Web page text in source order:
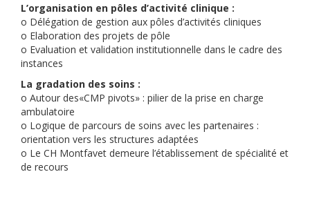
L’organisation en pôles d’activité clinique :
o Délégation de gestion aux pôles d’activités cliniques
o Elaboration des projets de pôle
o Evaluation et validation institutionnelle dans le cadre des
instances
La gradation des soins :
o Autour des«CMP pivots» : pilier de la prise en charge
ambulatoire
o Logique de parcours de soins avec les partenaires :
orientation vers les structures adaptées
o Le CH Montfavet demeure l’établissement de spécialité et
de recours